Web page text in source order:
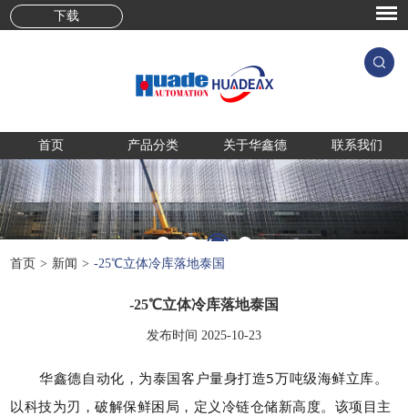
下载
首页 产品分类 关于华鑫德 联系我们
首页 > 新闻 > -25℃立体冷库落地泰国
-25℃立体冷库落地泰国
发布时间 2025-10-23
华鑫德自动化，为泰国客户量身打造5万吨级海鲜立库。
以科技为刃，破解保鲜困局，定义冷链仓储新高度。 该项目主